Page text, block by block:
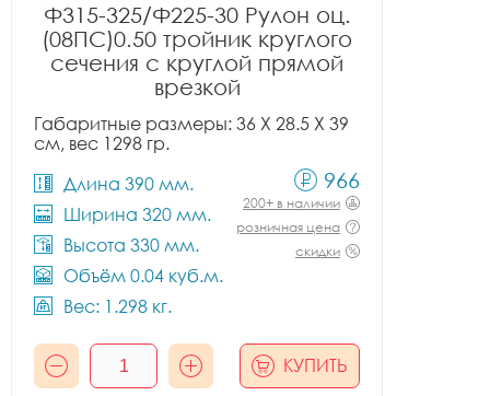
Ф315-325/Ф225-30 Рулон оц.
(08ПС)0.50 тройник круглого
сечения с круглой прямой
врезкой
Габаритные размеры: 36 X 28.5 X 39
см, вес 1298 гр.
Длина 390 мм.
Ширина 320 мм.
Высота 330 мм.
Объём 0.04 куб.м.
Вес: 1.298 кг.
966
200+ в наличии
розничная цена
скидки
КУПИТЬ